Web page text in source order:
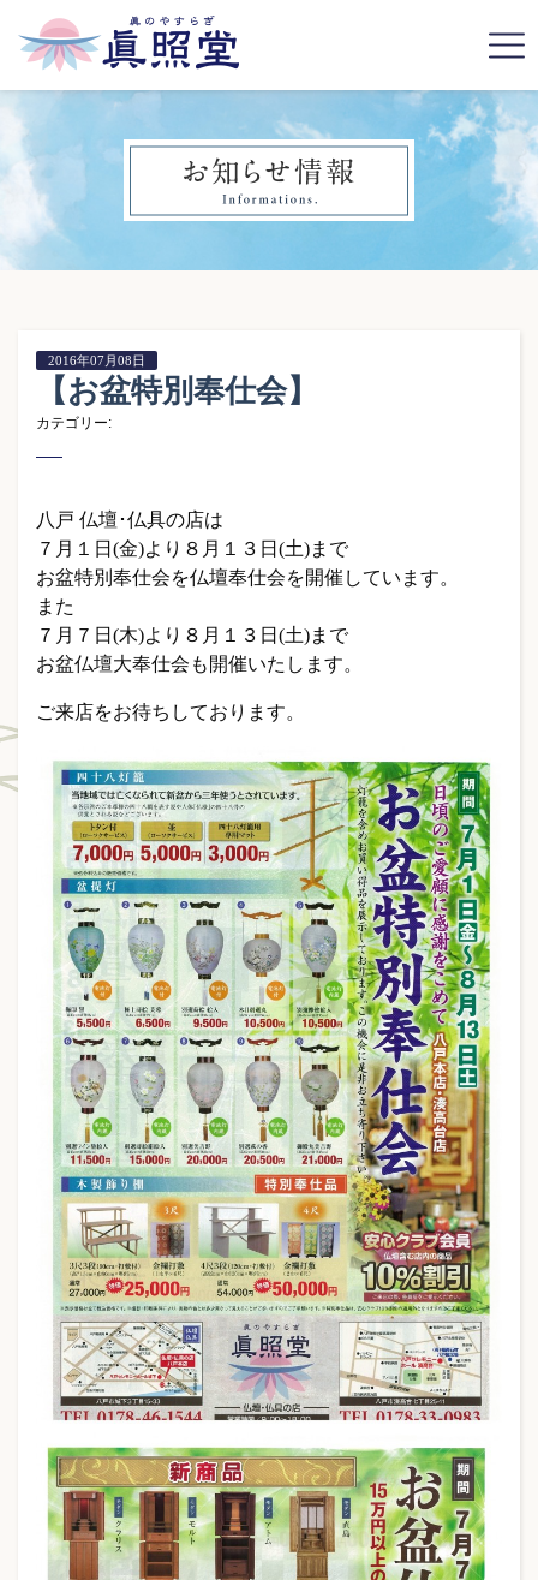
2016年07月08日
【お盆特別奉仕会】
カテゴリー:
八戸 仏壇･仏具の店は
７月１日(金)より８月１３日(土)まで
お盆特別奉仕会を仏壇奉仕会を開催しています。
また
７月７日(木)より８月１３日(土)まで
お盆仏壇大奉仕会も開催いたします。
ご来店をお待ちしております。